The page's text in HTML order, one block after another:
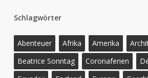
Schlagwörter
Abenteuer Afrika Amerika
Beatrice Sonntag
Coronaferien